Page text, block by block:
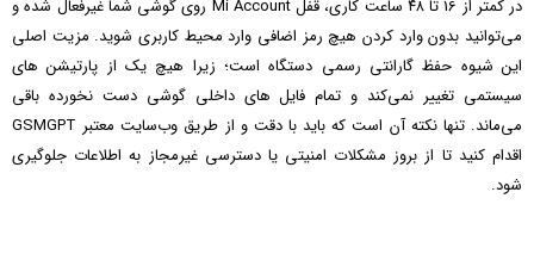
در کمتر از 16 تا ۴۸ ساعت کاری، قفل Mi Account روی گوشی شما غیرفعال شده و
می‌توانید بدون وارد کردن هیچ رمز اضافی وارد محیط کاربری شوید. مزیت اصلی
این شیوه حفظ گارانتی رسمی دستگاه است؛ زیرا هیچ‌ یک از پارتیشن‌ های
سیستمی تغییر نمی‌کند و تمام فایل‌ های داخلی گوشی دست‌ نخورده باقی
می‌ماند. تنها نکته آن است که باید با دقت و از طریق وب‌سایت معتبر GSMGPT
اقدام کنید تا از بروز مشکلات امنیتی یا دسترسی غیرمجاز به اطلاعات جلوگیری
شود.